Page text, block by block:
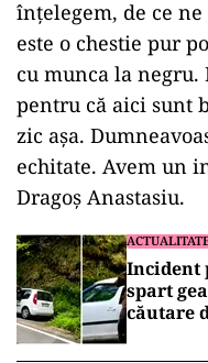
înţelegem, de ce
este o chestie pur
cu munca la negru.
pentru că aici sunt
zic aşa.
echitate. Avem un
Dragoş Anastasiu.
Incident
spart
căutare